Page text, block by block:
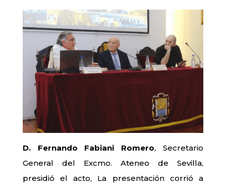
D. Fernando Fabiani Romero, Secretario
General del Excmo. Ateneo de Sevilla,
presidió el acto, La presentación corrió a